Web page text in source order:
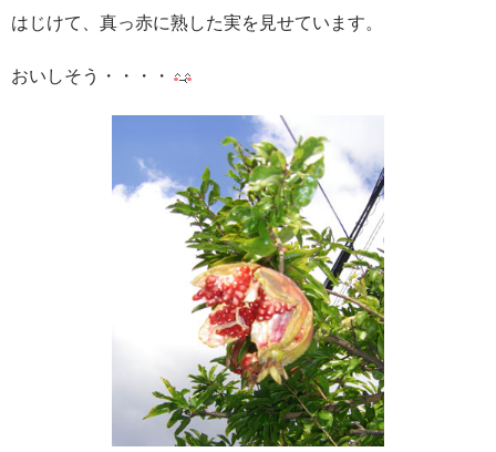
はじけて、真っ赤に熟した実を見せています。
おいしそう・・・・